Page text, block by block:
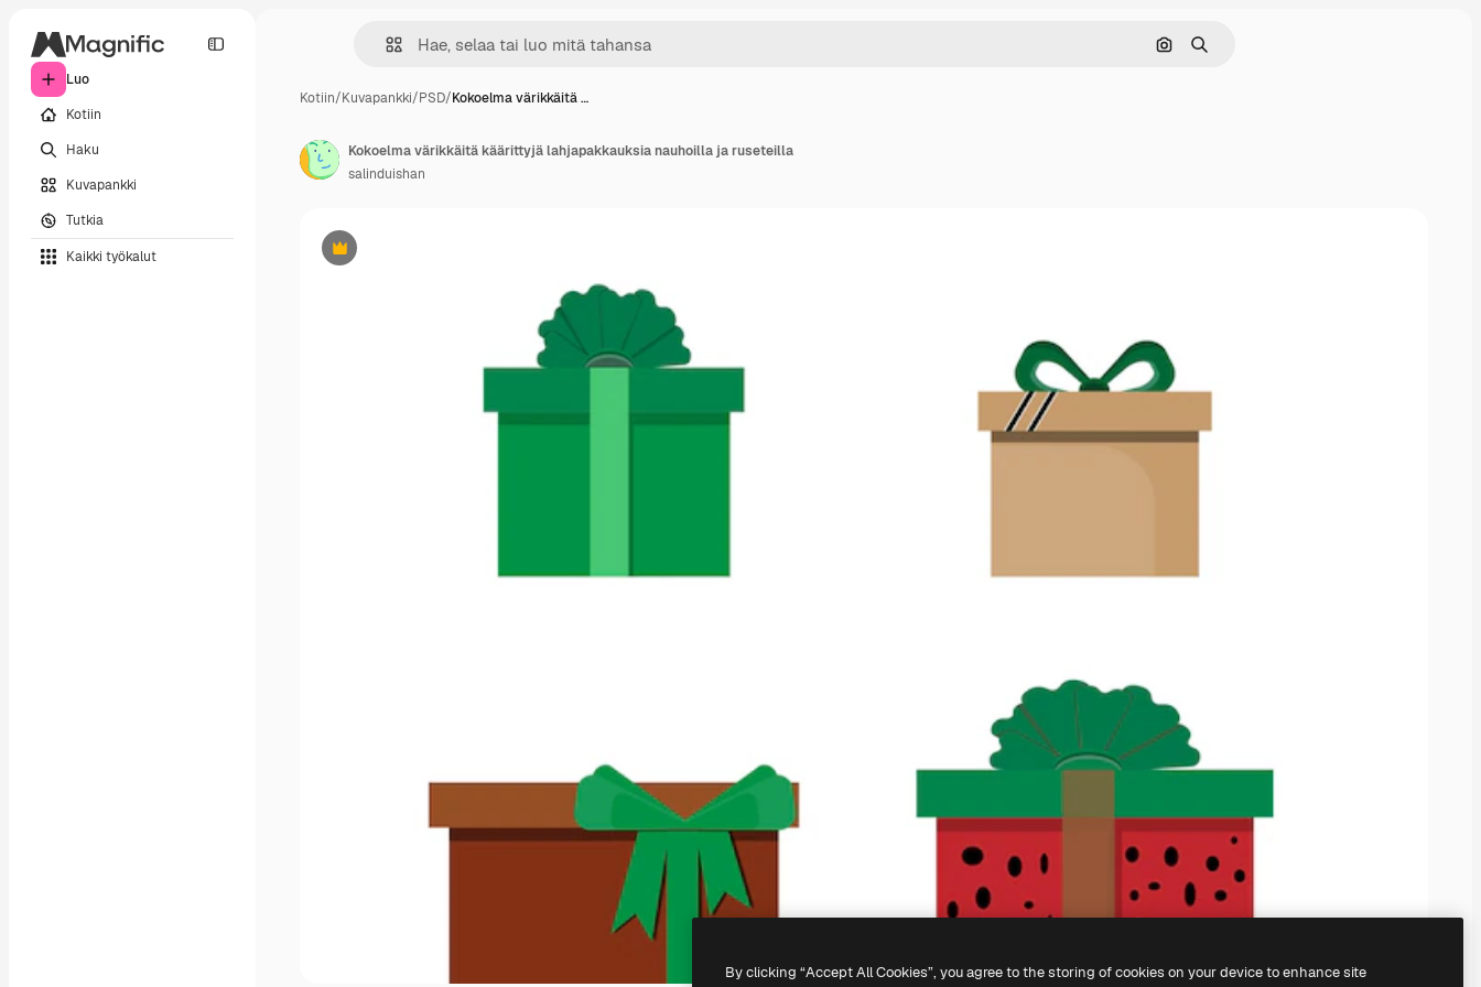
Luo
Kotiin
Haku
Kuvapankki
Tutkia
Kaikki työkalut
Hae kuvan perusteella
Haku
Kotiin/Kuvapankki/PSD/Kokoelma värikkäitä …
Premium
Kokoelma värikkäitä käärittyjä lahjapakkauksia nauhoilla ja ruseteilla
salinduishan
By clicking “Accept All Cookies”, you agree to the storing of cookies on your device to enhance site